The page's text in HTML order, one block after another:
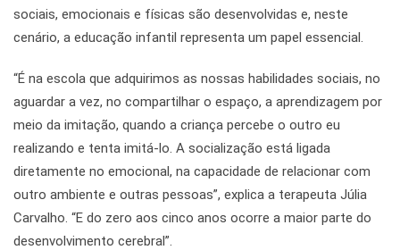
sociais, emocionais e físicas são desenvolvidas e, neste
cenário, a educação infantil representa um papel essencial.
“É na escola que adquirimos as nossas habilidades sociais, no
aguardar a vez, no compartilhar o espaço, a aprendizagem por
meio da imitação, quando a criança percebe o outro eu
realizando e tenta imitá-lo. A socialização está ligada
diretamente no emocional, na capacidade de relacionar com
outro ambiente e outras pessoas”, explica a terapeuta Júlia
Carvalho. “E do zero aos cinco anos ocorre a maior parte do
desenvolvimento cerebral”.